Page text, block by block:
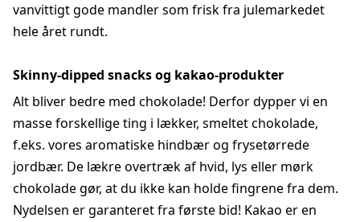
vanvittigt gode mandler som frisk fra julemarkedet
hele året rundt.
Skinny-dipped snacks og kakao-produkter
Alt bliver bedre med chokolade! Derfor dypper vi en
masse forskellige ting i lækker, smeltet chokolade,
f.eks. vores aromatiske hindbær og frysetørrede
jordbær. De lækre overtræk af hvid, lys eller mørk
chokolade gør, at du ikke kan holde fingrene fra dem.
Nydelsen er garanteret fra første bid! Kakao er en